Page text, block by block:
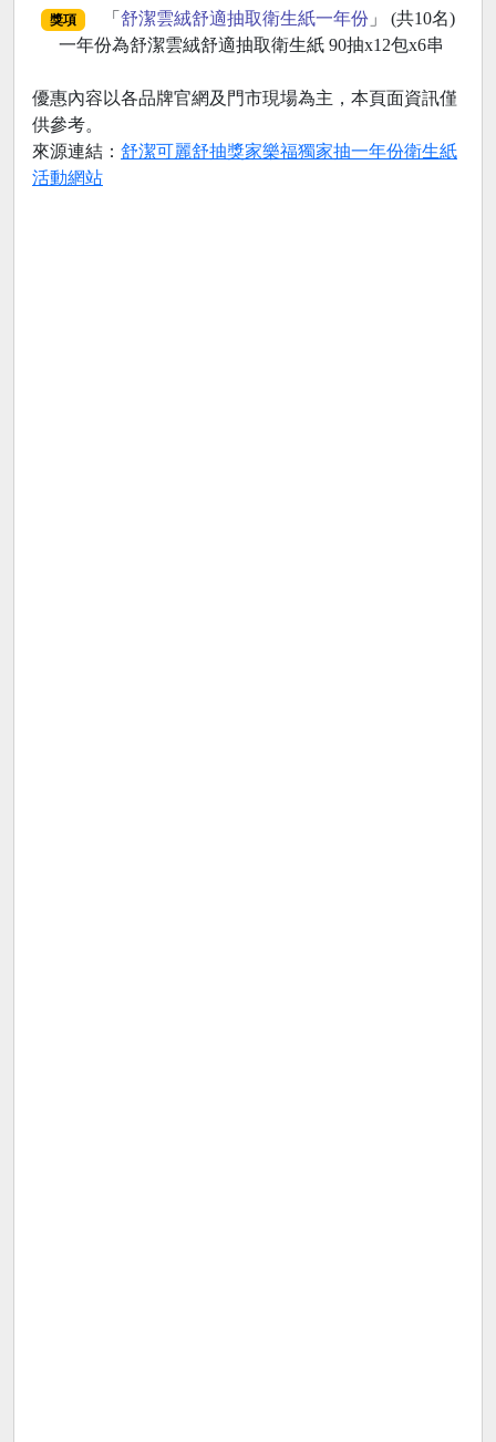
獎項 「 舒潔雲絨舒適抽取衛生紙一年份」 (共10名)
一年份為舒潔雲絨舒適抽取衛生紙 90抽x12包x6串
優惠內容以各品牌官網及門市現場為主，本頁面資訊僅
供參考。
來源連結： 舒潔可麗舒抽獎家樂福獨家抽一年份衛生紙
活動網站